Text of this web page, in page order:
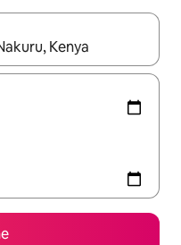
navigiere mit den